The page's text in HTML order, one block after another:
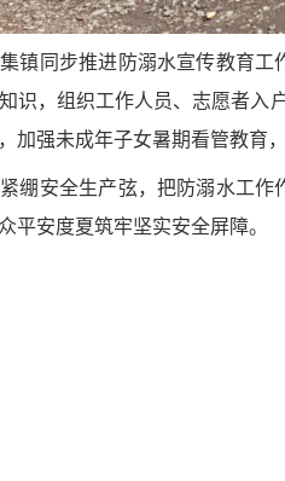
镇同步推进防溺水宣传教育
识，组织工作人员、志愿者入
加强未成年子女暑期看管教育
绷安全生产弦，把防溺水工
平安度夏筑牢坚实安全屏障。